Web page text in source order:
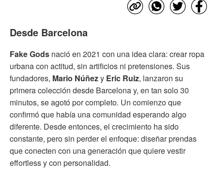
Desde Barcelona
Fake Gods nació en 2021 con una idea clara: crear ropa
urbana con actitud, sin artificios ni pretensiones. Sus
fundadores, Mario Núñezy Eric Ruiz, lanzaron su
primera colección desde Barcelona y, en tan solo 30
minutos, se agotó por completo. Un comienzo que
confirmó que había una comunidad esperando algo
diferente. Desde entonces, el crecimiento ha sido
constante, pero sin perder el enfoque: diseñar prendas
que conecten con una generación que quiere vestir
effortless y con personalidad.